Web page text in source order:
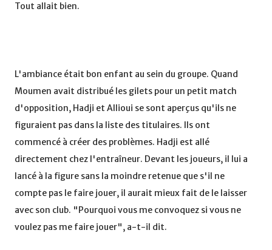
Tout allait bien.
L'ambiance était bon enfant au sein du groupe. Quand
Moumen avait distribué les gilets pour un petit match
d'opposition, Hadji et Allioui se sont aperçus qu'ils ne
figuraient pas dans la liste des titulaires. Ils ont
commencé à créer des problèmes. Hadji est allé
directement chez l'entraîneur. Devant les joueurs, il lui a
lancé à la figure sans la moindre retenue que s'il ne
compte pas le faire jouer, il aurait mieux fait de le laisser
avec son club. "Pourquoi vous me convoquez si vous ne
voulez pas me faire jouer", a-t-il dit.